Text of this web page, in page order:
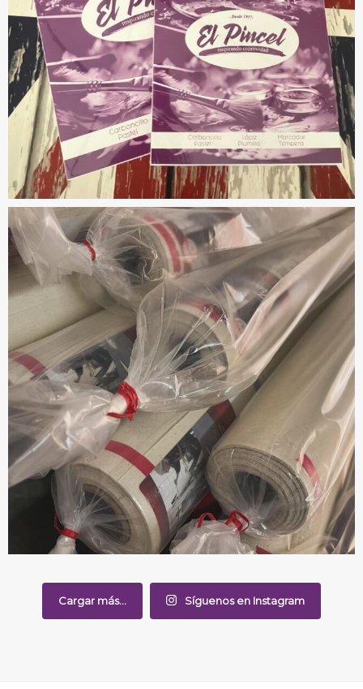
Cargar más... Síguenos en Instagram